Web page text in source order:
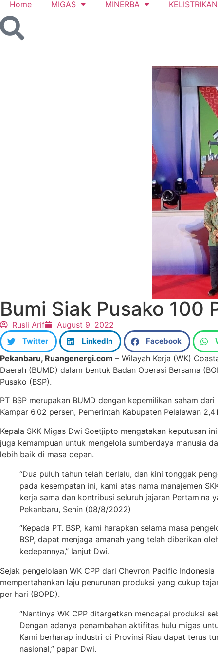
Home MIGAS MINERBA KELISTRIKAN
Bumi Siak Pusako 100
Rusli Arif August 9, 2022
Twitter LinkedIn Facebook
Pekanbaru, Ruangenergi.com – Wilayah Kerja (WK)
Daerah (BUMD) dalam bentuk Badan Operasi Bersama
Pusako (BSP).
PT BSP merupakan BUMD dengan kepemilikan saham
Kampar 6,02 persen, Pemerintah Kabupaten Pelalawan
Kepala SKK Migas Dwi Soetjipto mengatakan keputusan
juga kemampuan untuk mengelola sumberdaya manusia
lebih baik di masa depan.
“Dua puluh tahun telah berlalu, dan kini tonggak
pada kesempatan ini, kami atas nama manajemen
kerja sama dan kontribusi seluruh jajaran Pertamina
Pekanbaru, Senin (08/8/2022)
“Kepada PT. BSP, kami harapkan selama masa
BSP, dapat menjaga amanah yang telah diberikan
kedepannya,” lanjut Dwi.
Sejak pengelolaan WK CPP dari Chevron Pacific
mempertahankan laju penurunan produksi yang cukup
per hari (BOPD).
“Nantinya WK CPP ditargetkan mencapai produksi
Dengan adanya penambahan aktifitas hulu migas
Kami berharap industri di Provinsi Riau dapat terus
nasional,” papar Dwi.